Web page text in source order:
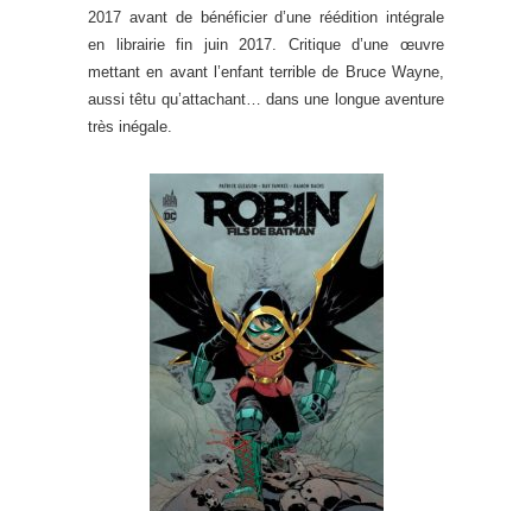
2017 avant de bénéficier d’une réédition intégrale
en librairie fin juin 2017. Critique d’une œuvre
mettant en avant l’enfant terrible de Bruce Wayne,
aussi têtu qu’attachant… dans une longue aventure
très inégale.